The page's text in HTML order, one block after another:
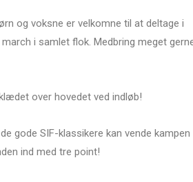
og voksne er velkomne til at deltage i
i samlet flok. Medbring meget
over hovedet ved indløb!
gode SIF-klassikere kan vende kampen
ind med tre point!